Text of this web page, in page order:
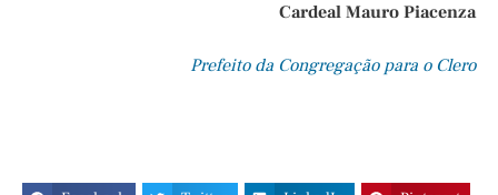
Cardeal Mauro Piacenza
Prefeito da Congregação para o Clero